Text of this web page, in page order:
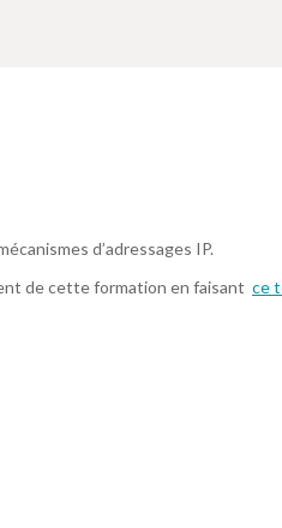
d’adressages IP.
de cette formation en faisant ce